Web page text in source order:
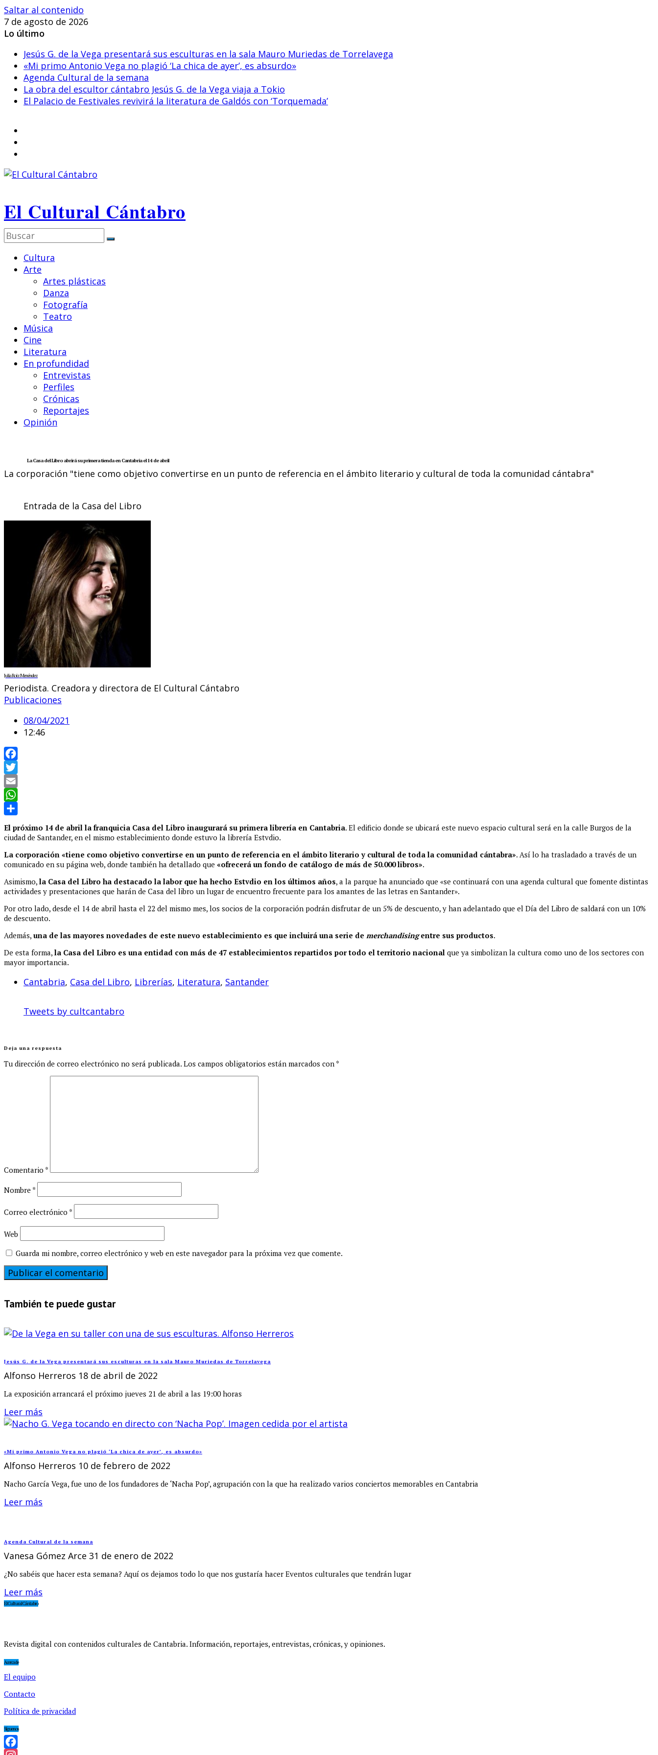
Saltar al contenido
7 de agosto de 2026
Lo último
Jesús G. de la Vega presentará sus esculturas en la sala Mauro Muriedas de Torrelavega
«Mi primo Antonio Vega no plagió ‘La chica de ayer’, es absurdo»
Agenda Cultural de la semana
La obra del escultor cántabro Jesús G. de la Vega viaja a Tokio
El Palacio de Festivales revivirá la literatura de Galdós con ‘Torquemada’
El Cultural Cántabro
Cultura
Arte
Artes plásticas
Danza
Fotografía
Teatro
Música
Cine
Literatura
En profundidad
Entrevistas
Perfiles
Crónicas
Reportajes
Opinión
La Casa del Libro abrirá su primera tienda en Cantabria el 14 de abril
La corporación "tiene como objetivo convertirse en un punto de referencia en el ámbito literario y cultural de toda la comunidad cántabra"
Entrada de la Casa del Libro
Julia Roiz Menéndez
Periodista. Creadora y directora de El Cultural Cántabro
Publicaciones
08/04/2021
12:46
Facebook
Twitter
Email
WhatsApp
Compartir
El próximo 14 de abril la franquicia Casa del Libro inaugurará su primera librería en Cantabria. El edificio donde se ubicará este nuevo espacio cultural será en la calle Burgos de la
ciudad de Santander, en el mismo establecimiento donde estuvo la librería Estvdio.
La corporación «tiene como objetivo convertirse en un punto de referencia en el ámbito literario y cultural de toda la comunidad cántabra». Así lo ha trasladado a través de un
comunicado en su página web, donde también ha detallado que «ofrecerá un fondo de catálogo de más de 50.000 libros».
Asimismo, la Casa del Libro ha destacado la labor que ha hecho Estvdio en los últimos años, a la parque ha anunciado que «se continuará con una agenda cultural que fomente distintas
actividades y presentaciones que harán de Casa del libro un lugar de encuentro frecuente para los amantes de las letras en Santander».
Por otro lado, desde el 14 de abril hasta el 22 del mismo mes, los socios de la corporación podrán disfrutar de un 5% de descuento, y han adelantado que el Día del Libro de saldará con un 10%
de descuento.
Además, una de las mayores novedades de este nuevo establecimiento es que incluirá una serie de merchandisingentre sus productos.
De esta forma, la Casa del Libro es una entidad con más de 47 establecimientos repartidos por todo el territorio nacional que ya simbolizan la cultura como uno de los sectores con
mayor importancia.
Cantabria, Casa del Libro, Librerías, Literatura, Santander
Tweets by cultcantabro
Deja una respuesta
Tu dirección de correo electrónico no será publicada. Los campos obligatorios están marcados con *
Comentario *
Nombre *
Correo electrónico *
Web
Guarda mi nombre, correo electrónico y web en este navegador para la próxima vez que comente.
También te puede gustar
Jesús G. de la Vega presentará sus esculturas en la sala Mauro Muriedas de Torrelavega
Alfonso Herreros 18 de abril de 2022
La exposición arrancará el próximo jueves 21 de abril a las 19:00 horas
Leer más
«Mi primo Antonio Vega no plagió ‘La chica de ayer’, es absurdo»
Alfonso Herreros 10 de febrero de 2022
Nacho García Vega, fue uno de los fundadores de ‘Nacha Pop’, agrupación con la que ha realizado varios conciertos memorables en Cantabria
Leer más
Agenda Cultural de la semana
Vanesa Gómez Arce 31 de enero de 2022
¿No sabéis que hacer esta semana? Aquí os dejamos todo lo que nos gustaría hacer Eventos culturales que tendrán lugar
Leer más
El Cultural Cántabro
Revista digital con contenidos culturales de Cantabria. Información, reportajes, entrevistas, crónicas, y opiniones.
Acerca de
El equipo
Contacto
Política de privacidad
Síguenos